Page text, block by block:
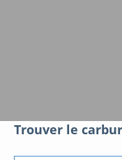
Trouver le